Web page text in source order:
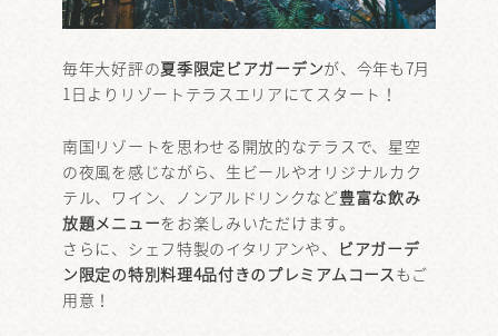
毎年大好評の夏季限定ビアガーデンが、今年も7月
1日よりリゾートテラスエリアにてスタート！
南国リゾートを思わせる開放的なテラスで、星空
の夜風を感じながら、生ビールやオリジナルカク
テル、ワイン、ノンアルドリンクなど豊富な飲み
放題メニューをお楽しみいただけます。
さらに、シェフ特製のイタリアンや、
ビアガーデ
ン限定の特別料理4品付きのプレミアムコースもご
用意！